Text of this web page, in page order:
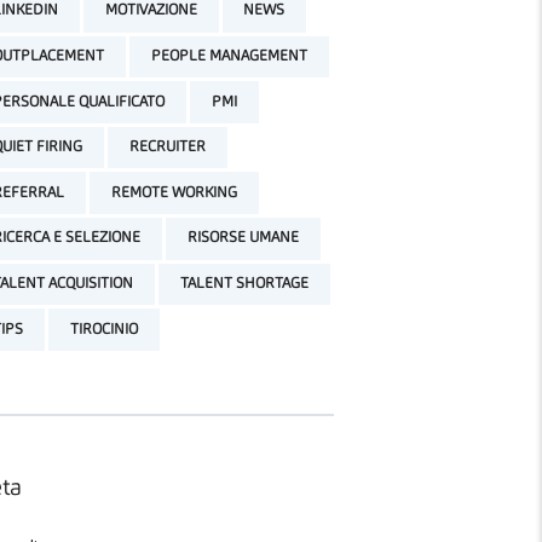
MOTIVAZIONE NEWS
PEOPLE MANAGEMENT
QUALIFICATO PMI
FIRING RECRUITER
REMOTE WORKING
E SELEZIONE RISORSE UMANE
ACQUISITION TALENT SHORTAGE
TIROCINIO